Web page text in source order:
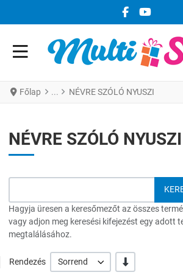
FACEBOOK
Főlap NÉVRE SZÓLÓ NYUSZI
NÉVRE SZÓLÓ NYUSZI
Hagyja üresen a keresőmezőt az összes
vagy adjon meg keresési kifejezést egy adott
megtalálásához.
Rendezés Sorrend -/+